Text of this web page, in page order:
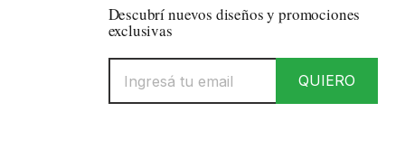
Descubrí nuevos diseños y promociones
exclusivas
QUIERO